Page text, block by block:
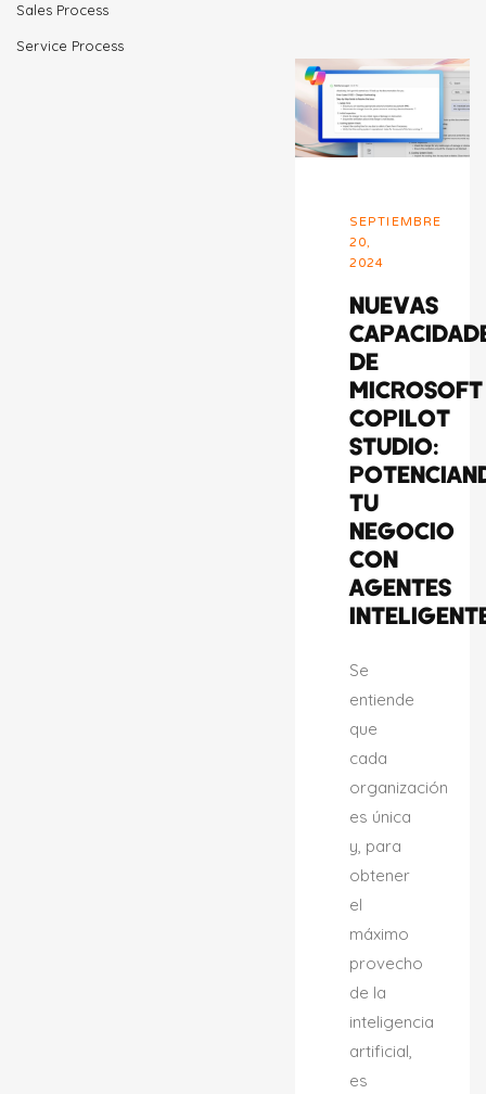
Sales Process
Service Process
SEPTIEMBRE
20,
2024
NUEVAS
DE
MICROSOFT
COPILOT
STUDIO:
TU
NEGOCIO
CON
AGENTES
Se
entiende
que
cada
organización
es única
y, para
obtener
el
máximo
provecho
de la
inteligencia
artificial,
es